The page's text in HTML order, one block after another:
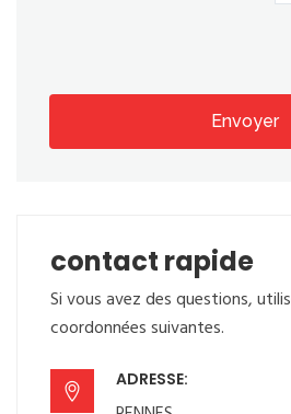
Envoyer
contact rapide
Si vous avez des questions,
coordonnées suivantes.
ADRESSE: